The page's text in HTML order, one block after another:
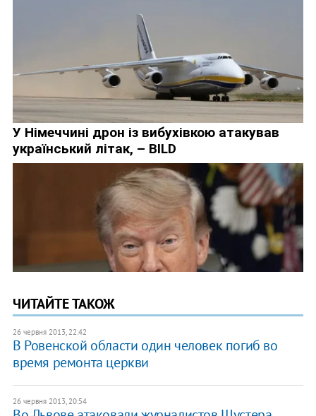
ЧИТАЙТЕ ТАКОЖ
26 червня 2013, 22:42
В Ровенской области один человек погиб во
время ремонта церкви
26 червня 2013, 20:54